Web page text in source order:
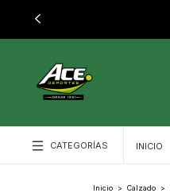
CATEGORÍAS INICIO
Inicio > Calzado >